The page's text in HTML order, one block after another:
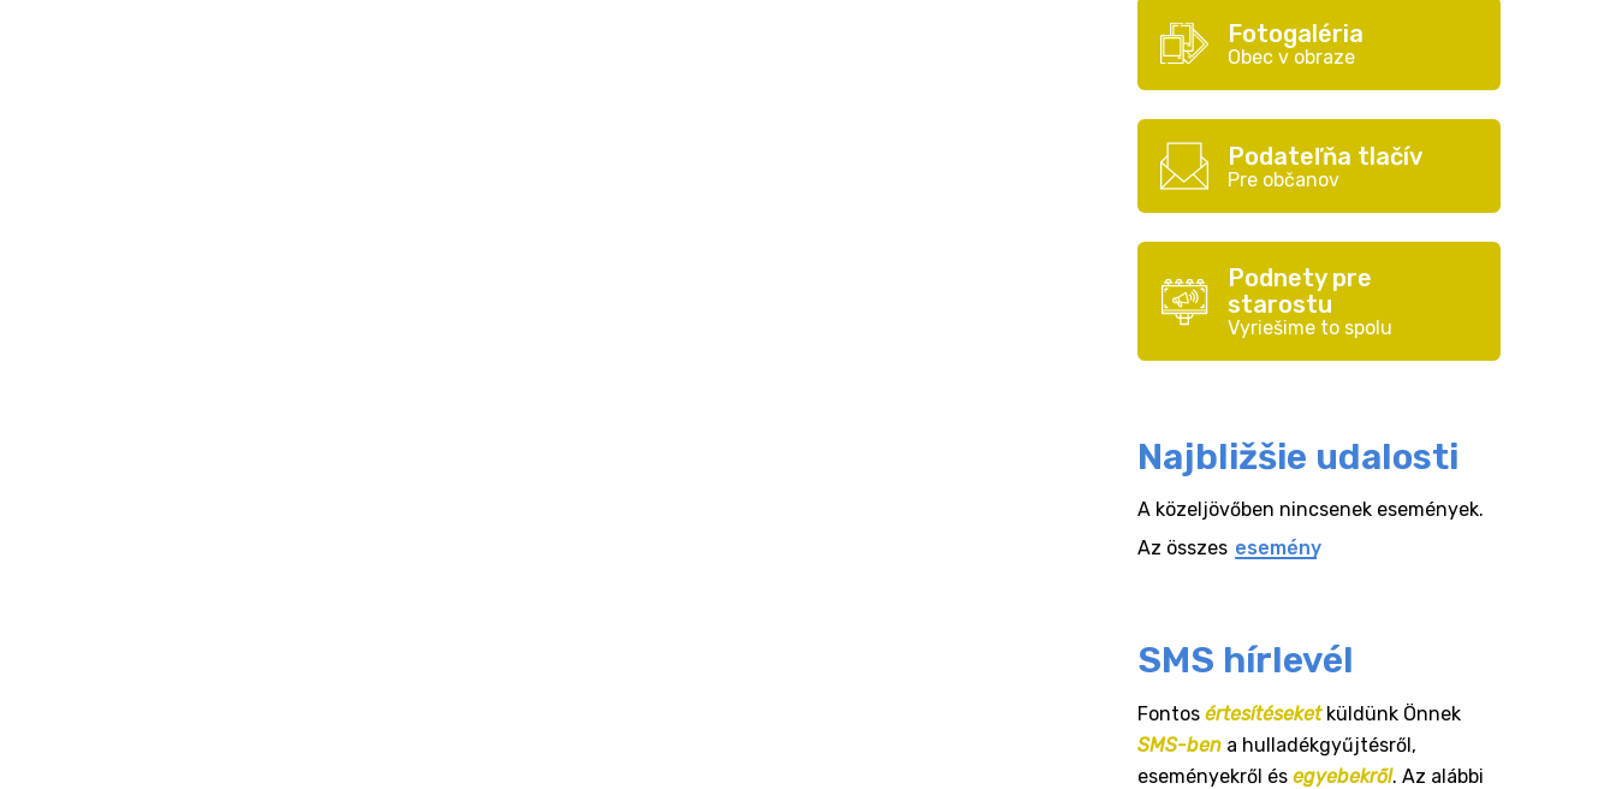
Fotogaléria
Obec v obraze
Podateľňa tlačív
Pre občanov
Podnety pre
starostu
Vyriešime to spolu
Najbližšie udalosti
A közeljövőben nincsenek események.
Az összes esemény
SMS hírlevél
Fontos értesítéseketküldünk Önnek
SMS-ben a hulladékgyűjtésről,
eseményekről és egyebekről. Az alábbi